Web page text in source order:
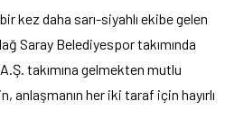
kez daha sarı-siyahlı ekibe gelen
Saray Belediyespor takımında
takımına gelmekten mutlu
anlaşmanın her iki taraf için hayırlı